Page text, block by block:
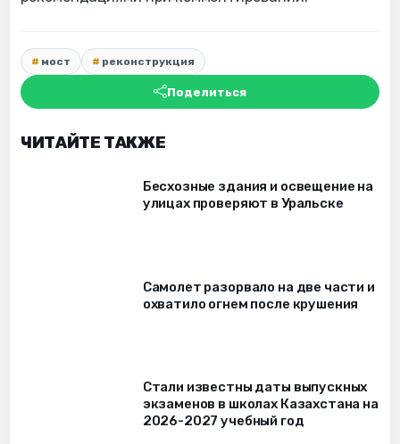
мост реконструкция
Поделиться
ЧИТАЙТЕ ТАКЖЕ
Бесхозные здания и освещение на
улицах проверяют в Уральске
Самолет разорвало на две части и
охватило огнем после крушения
Стали известны даты выпускных
экзаменов в школах Казахстана на
2026-2027 учебный год